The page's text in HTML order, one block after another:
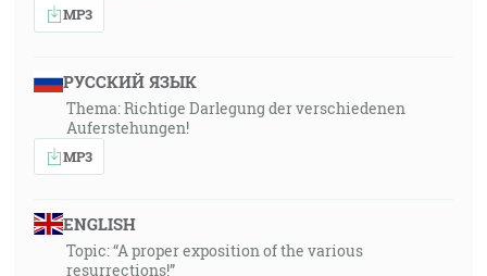
MP3
РУССКИЙ ЯЗЫК
Thema: Richtige Darlegung der verschiedenen
Auferstehungen!
MP3
ENGLISH
Topic: “A proper exposition of the various
resurrections!”